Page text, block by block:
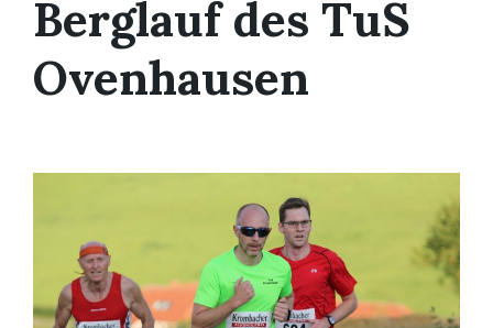
Berglauf des TuS
Ovenhausen